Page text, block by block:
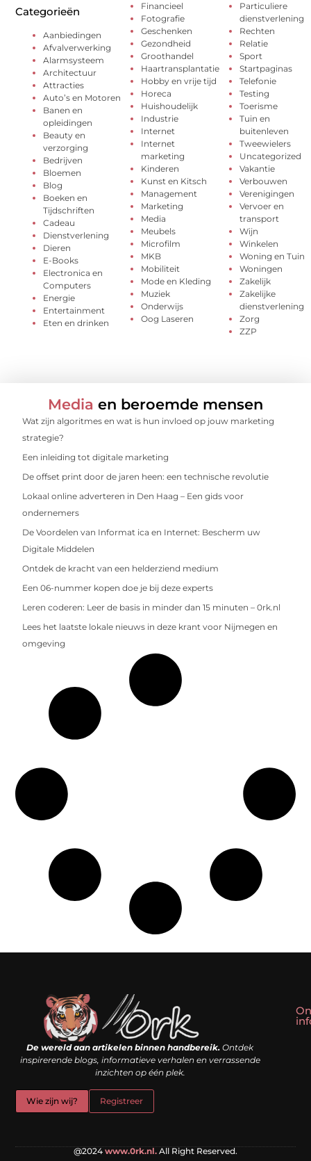
Categorieën
Aanbiedingen
Afvalverwerking
Alarmsysteem
Architectuur
Attracties
Auto’s en Motoren
Banen en
opleidingen
Beauty en
verzorging
Bedrijven
Bloemen
Blog
Boeken en
Tijdschriften
Cadeau
Dienstverlening
Dieren
E-Books
Electronica en
Computers
Energie
Entertainment
Eten en drinken
Financieel
Fotografie
Geschenken
Gezondheid
Groothandel
Haartransplantatie
Hobby en vrije tijd
Horeca
Huishoudelijk
Industrie
Internet
Internet
marketing
Kinderen
Kunst en Kitsch
Management
Marketing
Media
Meubels
Microfilm
MKB
Mobiliteit
Mode en Kleding
Muziek
Onderwijs
Oog Laseren
Particuliere
dienstverlening
Rechten
Relatie
Sport
Startpaginas
Telefonie
Testing
Toerisme
Tuin en
buitenleven
Tweewielers
Uncategorized
Vakantie
Verbouwen
Verenigingen
Vervoer en
transport
Wijn
Winkelen
Woning en Tuin
Woningen
Zakelijk
Zakelijke
dienstverlening
Zorg
ZZP
Media en beroemde mensen
Wat zijn algoritmes en wat is hun invloed op jouw marketing
strategie?
Een inleiding tot digitale marketing
De offset print door de jaren heen: een technische revolutie
Lokaal online adverteren in Den Haag – Een gids voor
ondernemers
De Voordelen van Informat ica en Internet: Bescherm uw
Digitale Middelen
Ontdek de kracht van een helderziend medium
Een 06-nummer kopen doe je bij deze experts
Leren coderen: Leer de basis in minder dan 15 minuten – 0rk.nl
Lees het laatste lokale nieuws in deze krant voor Nijmegen en
omgeving
De wereld aan artikelen binnen handbereik. Ontdek
inspirerende blogs, informatieve verhalen en verrassende
inzichten op één plek.
Wie zijn wij? Registreer
@2024 www.0rk.nl. All Right Reserved.